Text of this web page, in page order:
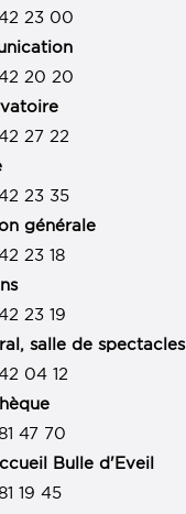
23 00
20 20
27 22
23 35
générale
23 18
23 19
salle de spectacles
04 12
47 70
Bulle d'Eveil
19 45